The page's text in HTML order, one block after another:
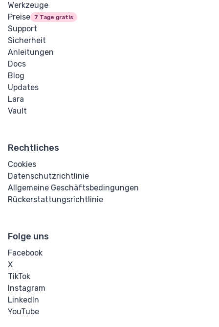
Werkzeuge
Preise
7 Tage gratis
Support
Sicherheit
Anleitungen
Docs
Blog
Updates
Lara
Vault
Rechtliches
Cookies
Datenschutzrichtlinie
Allgemeine Geschäftsbedingungen
Rückerstattungsrichtlinie
Folge uns
Facebook
X
TikTok
Instagram
LinkedIn
YouTube